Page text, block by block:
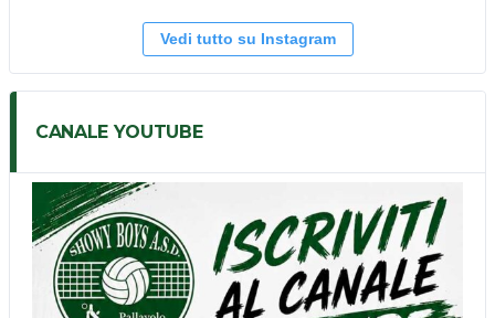
Vedi tutto su Instagram
CANALE YOUTUBE